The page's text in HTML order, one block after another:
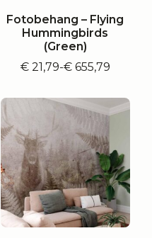
Fotobehang – Flying
Hummingbirds
(Green)
€21,79-€655,79
Prijsklasse:
tot
€ 655,79